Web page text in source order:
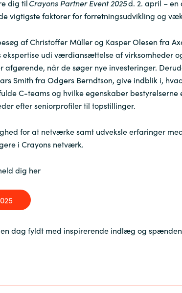
Sweden
United Kingdom
dig tilCrayons Partner Event 2025d. 2. april – en
vigtigste faktorer for forretningsudvikling og
af Christoffer Müller og Kasper Olesen fra
ekspertise udi værdiansættelse af virksomheder
afgørende, når de søger nye investeringer.
Smith fra Odgers Berndtson, give indblik i,
C-teams og hvilke egenskaber bestyrelserne
efter seniorprofiler til topstillinger.
for at netværke samt udveksle erfaringer
i Crayons netværk.
dig her
dag fyldt med inspirerende indlæg og